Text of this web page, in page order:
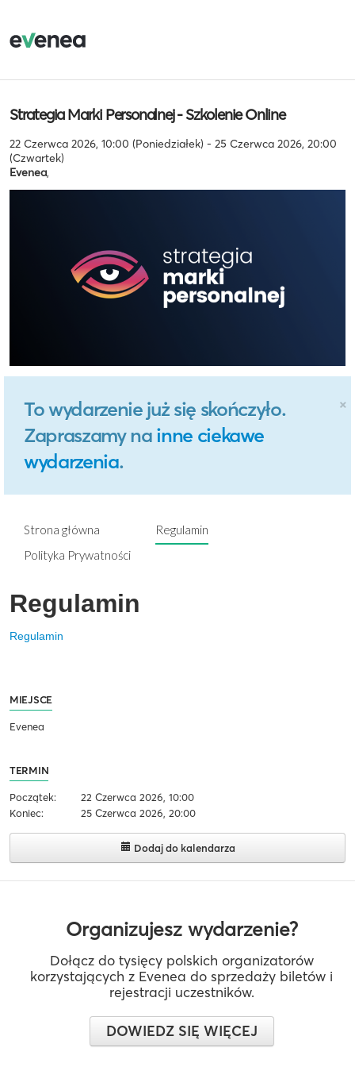
Strategia Marki Personalnej - Szkolenie Online
22 Czerwca 2026, 10:00 (Poniedziałek) - 25 Czerwca 2026, 20:00
(Czwartek)
Evenea,
×
To wydarzenie już się skończyło.
Zapraszamy na inne ciekawe
wydarzenia.
Strona główna
Regulamin
Polityka Prywatności
Regulamin
Regulamin
MIEJSCE
Evenea
TERMIN
Początek:
22 Czerwca 2026, 10:00
Koniec:
25 Czerwca 2026, 20:00
Dodaj do kalendarza
Organizujesz wydarzenie?
Dołącz do tysięcy polskich organizatorów
korzystających z Evenea do sprzedaży biletów i
rejestracji uczestników.
DOWIEDZ SIĘ WIĘCEJ